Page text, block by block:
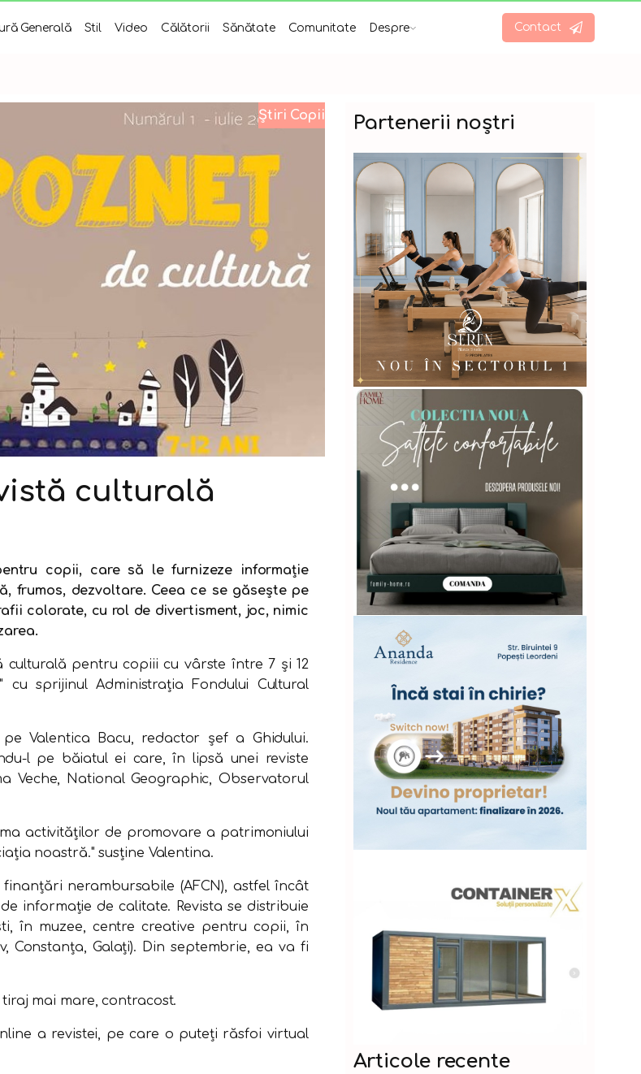
Generală Stil Video Călătorii Sănătate Comunitate Despre Contact
Știri Copii
culturală
copii, care să le furnizeze informaţie
dezvoltare. Ceea ce se găseşte pe
colorate, cu rol de divertisment, joc, nimic
pentru copiii cu vârste între 7 şi 12
sprijinul Administraţia Fondului Cultural
Valentica Bacu, redactor şef a Ghidului.
l pe băiatul ei care, în lipsă unei reviste
Veche, National Geographic, Observatorul
activităţilor de promovare a patrimoniului
noastră." susţine Valentina.
nerambursabile (AFCN), astfel încât
informaţie de calitate. Revista se distribuie
în muzee, centre creative pentru copii, în
Constanţa, Galaţi). Din septembrie, ea va fi
mai mare, contracost.
a revistei, pe care o puteţi răsfoi virtual
Partenerii noștri
Articole recente